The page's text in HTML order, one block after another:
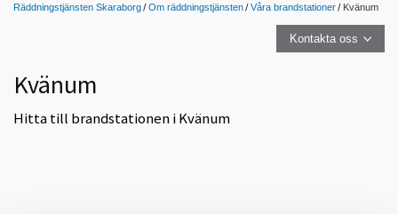
Räddningstjänsten Skaraborg Om räddningstjänsten Våra brandstationer Kvänum
Kontakta oss
Kvänum
Hitta till brandstationen i Kvänum